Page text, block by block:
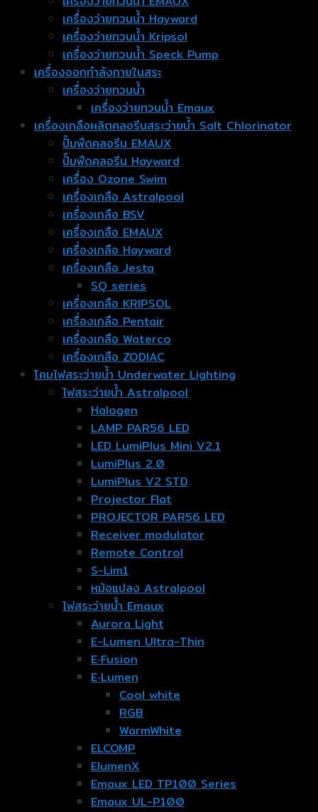
เครื่องว่ายทวนน้ำ Hayward
เครื่องว่ายทวนน้ำ Kripsol
เครื่องว่ายทวนน้ำ Speck Pump
เครื่องออกกำลังกายในสระ
เครื่องว่ายทวนน้ำ
เครื่องว่ายทวนน้ำ Emaux
เครื่องเกลือผลิตคลอรีนสระว่ายน้ำ Salt Chlorinator
ปั๊มฟีดคลอรีน EMAUX
ปั๊มฟีดคลอรีน Hayward
เครื่อง Ozone Swim
เครื่องเกลือ Astralpool
เครื่องเกลือ BSV
เครื่องเกลือ EMAUX
เครื่องเกลือ Hayward
เครื่องเกลือ Jesta
SQ series
เครื่องเกลือ KRIPSOL
เครื่องเกลือ Pentair
เครื่องเกลือ Waterco
เครื่องเกลือ ZODIAC
โคมไฟสระว่ายน้ำ Underwater Lighting
ไฟสระว่ายน้ำ Astralpool
Halogen
LAMP PAR56 LED
LED LumiPlus Mini V2.1
LumiPlus 2.0
LumiPlus V2 STD
Projector Flat
PROJECTOR PAR56 LED
Receiver modulator
Remote Control
S-Lim1
หม้อแปลง Astralpool
ไฟสระว่ายน้ำ Emaux
Aurora Light
E-Lumen Ultra-Thin
E‐Fusion
E‐Lumen
Cool white
RGB
WarmWhite
ELCOMP
ElumenX
Emaux LED TP100 Series
Emaux UL-P100